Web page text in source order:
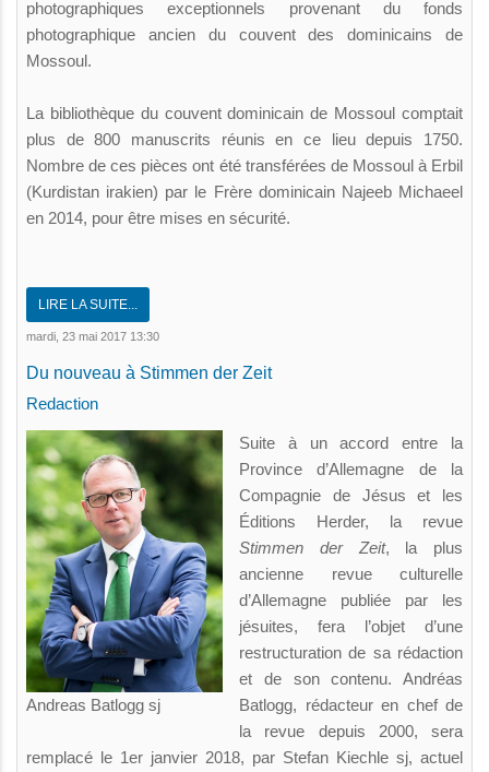
photographiques exceptionnels provenant du fonds
photographique ancien du couvent des dominicains de
Mossoul.
La bibliothèque du couvent dominicain de Mossoul comptait
plus de 800 manuscrits réunis en ce lieu depuis 1750.
Nombre de ces pièces ont été transférées de Mossoul à Erbil
(Kurdistan irakien) par le Frère dominicain Najeeb Michaeel
en 2014, pour être mises en sécurité.
LIRE LA SUITE...
mardi, 23 mai 2017 13:30
Du nouveau à Stimmen der Zeit
Redaction
Andreas Batlogg sj
Suite à un accord entre la
Province d’Allemagne de la
Compagnie de Jésus et les
Éditions Herder, la revue
Stimmen der Zeit, la plus
ancienne revue culturelle
d’Allemagne publiée par les
jésuites, fera l’objet d’une
restructuration de sa rédaction
et de son contenu. Andréas
Batlogg, rédacteur en chef de
la revue depuis 2000, sera
remplacé le 1er janvier 2018, par Stefan Kiechle sj, actuel